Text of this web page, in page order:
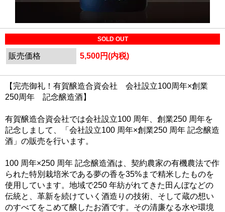
SOLD OUT
販売価格 5,500円(内税)
【完売御礼！有賀醸造合資会社 会社設立100周年×創業
250周年 記念醸造酒】
有賀醸造合資会社では会社設立100 周年、創業250 周年を
記念しまして、「会社設立100 周年×創業250 周年 記念醸造
酒」の販売を行います。
100 周年×250 周年 記念醸造酒は、契約農家の有機農法で作
られた特別栽培米である夢の香を35%まで精米したものを
使用しています。地域で250 年紡がれてきた田んぼなどの
伝統と、革新を続けていく酒造りの技術、そして蔵の想い
のすべてをこめて醸したお酒です。その清廉なる水や環境